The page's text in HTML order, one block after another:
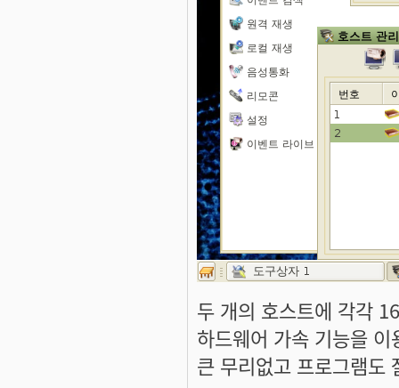
두 개의 호스트에 각각
하드웨어 가속 기능을
큰 무리없고 프로그램도